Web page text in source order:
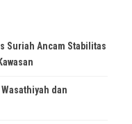
Suriah Ancam Stabilitas
dan